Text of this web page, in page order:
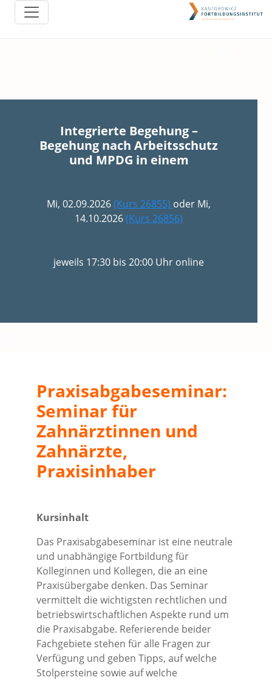
Integrierte Begehung –
Begehung nach Arbeitsschutz
und MPDG in einem
Mi, 02.09.2026(Kurs 26855) oder Mi,
14.10.2026(Kurs 26856)
jeweils 17:30 bis 20:00 Uhr online
Praxisabgabeseminar:
Seminar für
Zahnärztinnen und
Zahnärzte,
Praxisinhaber
Kursinhalt
Das Praxisabgabeseminar ist eine neutrale
und unabhängige Fortbildung für
Kolleginnen und Kollegen, die an eine
Praxisübergabe denken. Das Seminar
vermittelt die wichtigsten rechtlichen und
betriebswirtschaftlichen Aspekte rund um
die Praxisabgabe. Referierende beider
Fachgebiete stehen für alle Fragen zur
Verfügung und geben Tipps, auf welche
Stolpersteine sowie auf welche